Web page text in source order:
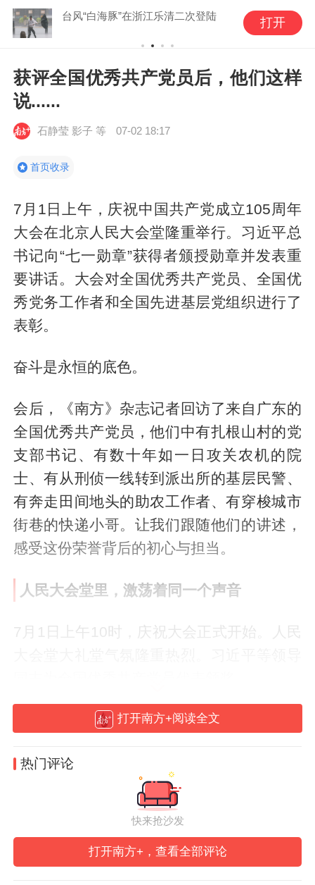
台风“白海豚”在浙江乐清二次登陆 打开
获评全国优秀共产党员后，他们这样
说......
石静莹 影子 等 07-02 18:17
首页收录
7月1日上午，庆祝中国共产党成立105周年
大会在北京人民大会堂隆重举行。习近平总
书记向“七一勋章”获得者颁授勋章并发表重
要讲话。大会对全国优秀共产党员、全国优
秀党务工作者和全国先进基层党组织进行了
表彰。
奋斗是永恒的底色。
会后，《南方》杂志记者回访了来自广东的
全国优秀共产党员，他们中有扎根山村的党
支部书记、有数十年如一日攻关农机的院
士、有从刑侦一线转到派出所的基层民警、
有奔走田间地头的助农工作者、有穿梭城市
街巷的快递小哥。让我们跟随他们的讲述，
感受这份荣誉背后的初心与担当。
人民大会堂里，激荡着同一个声音
7月1日上午10时，庆祝大会正式开始。人民
“现场聆听习近平总书记的重要讲话，百年大
殷殷嘱托，直击人心、催人奋进，到现在我
心情依然非常激动。”韶关发电厂生产科技部
党支部书记、部长侯金彦说。“当我戴上这朵
大红花和荣誉奖章的时候，我感到无比自
豪，也万分珍视这份信任与荣誉。”
打开南方+阅读全文
热门评论
快来抢沙发
打开南方+，查看全部评论